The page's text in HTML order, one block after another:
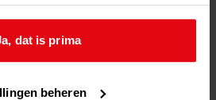
dat is prima
beheren
en begraven
(tot begin 1795) werden
huwelijken wettelijk